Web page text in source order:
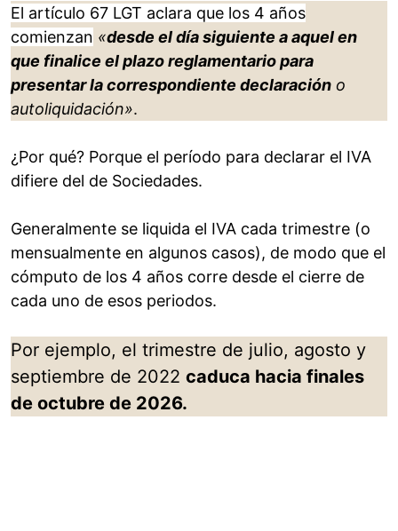
El artículo 67 LGT aclara que los 4 años
comienzan «desde el día siguiente a aquel en
que finalice el plazo reglamentario para
presentar la correspondiente declaración o
autoliquidación».
¿Por qué? Porque el período para declarar el IVA
difiere del de Sociedades.
Generalmente se liquida el IVA cada trimestre (o
mensualmente en algunos casos), de modo que el
cómputo de los 4 años corre desde el cierre de
cada uno de esos periodos.
Por ejemplo, el trimestre de julio, agosto y
septiembre de 2022 caduca hacia finales
de octubre de 2026.